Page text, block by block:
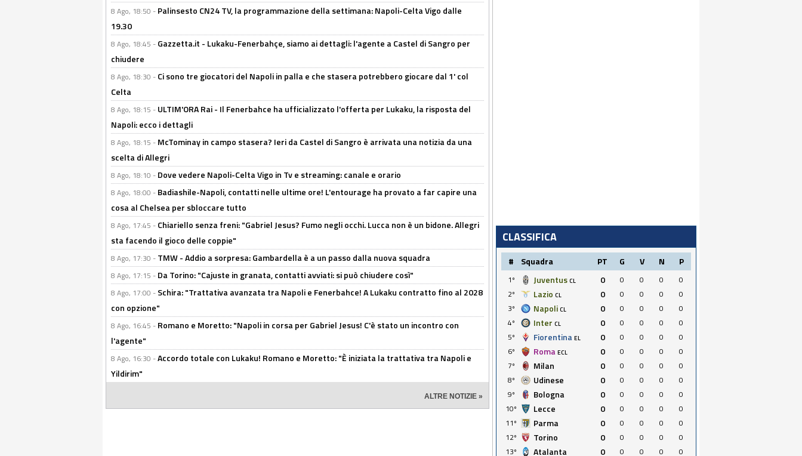
8 Ago, 18:50 - Palinsesto CN24 TV, la programmazione della settimana: Napoli-Celta Vigo dalle
19.30
8 Ago, 18:45 - Gazzetta.it - Lukaku-Fenerbahçe, siamo ai dettagli: l'agente a Castel di Sangro per
chiudere
8 Ago, 18:30 - Ci sono tre giocatori del Napoli in palla e che stasera potrebbero giocare dal 1' col
Celta
8 Ago, 18:15 - ULTIM'ORA Rai - Il Fenerbahce ha ufficializzato l'offerta per Lukaku, la risposta del
Napoli: ecco i dettagli
8 Ago, 18:15 - McTominay in campo stasera? Ieri da Castel di Sangro è arrivata una notizia da una
scelta di Allegri
8 Ago, 18:10 - Dove vedere Napoli-Celta Vigo in Tv e streaming: canale e orario
8 Ago, 18:00 - Badiashile-Napoli, contatti nelle ultime ore! L'entourage ha provato a far capire una
cosa al Chelsea per sbloccare tutto
8 Ago, 17:45 - Chiariello senza freni: "Gabriel Jesus? Fumo negli occhi. Lucca non è un bidone. Allegri
sta facendo il gioco delle coppie"
8 Ago, 17:30 - TMW - Addio a sorpresa: Gambardella è a un passo dalla nuova squadra
8 Ago, 17:15 - Da Torino: "Cajuste in granata, contatti avviati: si può chiudere così"
8 Ago, 17:00 - Schira: "Trattativa avanzata tra Napoli e Fenerbahce! A Lukaku contratto fino al 2028
con opzione"
8 Ago, 16:45 - Romano e Moretto: "Napoli in corsa per Gabriel Jesus! C'è stato un incontro con
l'agente"
8 Ago, 16:30 -Accordo totale con Lukaku! Romano e Moretto: "È iniziata la trattativa tra Napoli e
Yildirim"
ALTRE NOTIZIE »
CLASSIFICA
# Squadra PT G V N P
1º Juventus CL 0 0 0 0
0
2º
Lazio CL 0 0 0 0
0
3º
Napoli CL 0 0 0 0
0
4º
Inter CL 0 0 0 0
0
5º
Fiorentina EL 0 0 0 0
0
6º
Roma ECL 0 0 0 0
0
7º
Milan 0 0 0 0
0
8º
Udinese 0 0 0 0
0
9º
Bologna 0 0 0 0
0
10º
Lecce 0 0 0 0
0
11º
Parma 0 0 0 0
0
12º
Torino 0 0 0 0
0
13º
Atalanta 0 0 0 0 0